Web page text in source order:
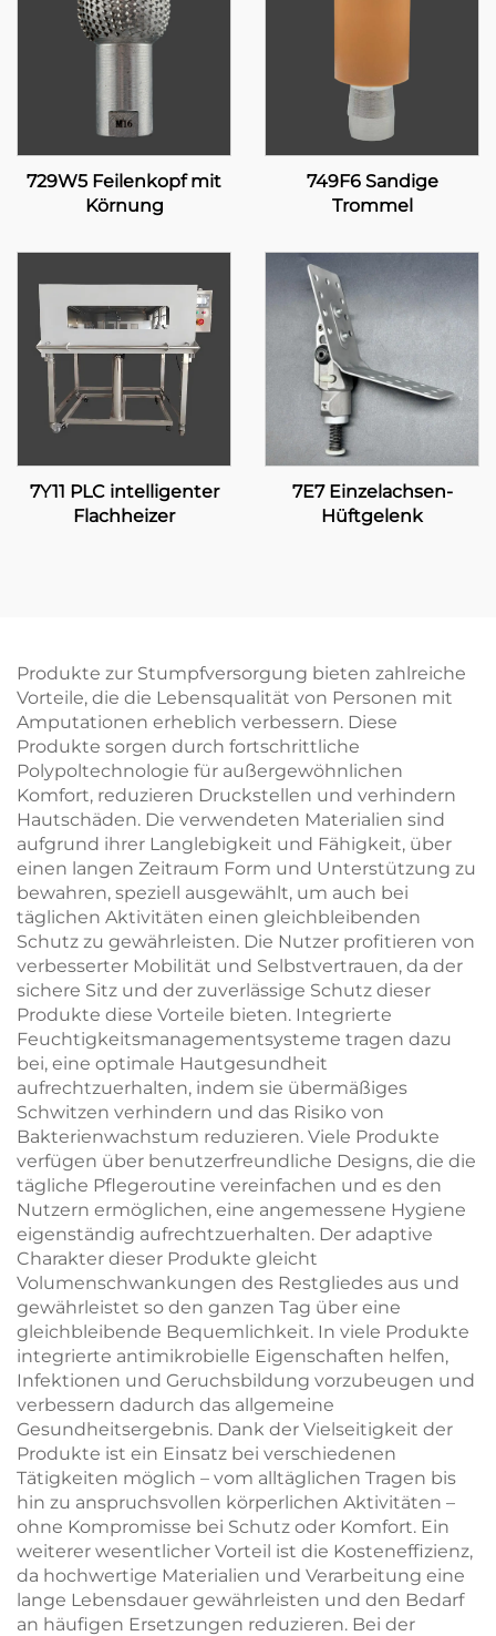
729W5 Feilenkopf mit
Körnung
749F6 Sandige
Trommel
7Y11 PLC intelligenter
Flachheizer
7E7 Einzelachsen-
Hüftgelenk
Produkte zur Stumpfversorgung bieten zahlreiche
Vorteile, die die Lebensqualität von Personen mit
Amputationen erheblich verbessern. Diese
Produkte sorgen durch fortschrittliche
Polypoltechnologie für außergewöhnlichen
Komfort, reduzieren Druckstellen und verhindern
Hautschäden. Die verwendeten Materialien sind
aufgrund ihrer Langlebigkeit und Fähigkeit, über
einen langen Zeitraum Form und Unterstützung zu
bewahren, speziell ausgewählt, um auch bei
täglichen Aktivitäten einen gleichbleibenden
Schutz zu gewährleisten. Die Nutzer profitieren von
verbesserter Mobilität und Selbstvertrauen, da der
sichere Sitz und der zuverlässige Schutz dieser
Produkte diese Vorteile bieten. Integrierte
Feuchtigkeitsmanagementsysteme tragen dazu
bei, eine optimale Hautgesundheit
aufrechtzuerhalten, indem sie übermäßiges
Schwitzen verhindern und das Risiko von
Bakterienwachstum reduzieren. Viele Produkte
verfügen über benutzerfreundliche Designs, die die
tägliche Pflegeroutine vereinfachen und es den
Nutzern ermöglichen, eine angemessene Hygiene
eigenständig aufrechtzuerhalten. Der adaptive
Charakter dieser Produkte gleicht
Volumenschwankungen des Restgliedes aus und
gewährleistet so den ganzen Tag über eine
gleichbleibende Bequemlichkeit. In viele Produkte
integrierte antimikrobielle Eigenschaften helfen,
Infektionen und Geruchsbildung vorzubeugen und
verbessern dadurch das allgemeine
Gesundheitsergebnis. Dank der Vielseitigkeit der
Produkte ist ein Einsatz bei verschiedenen
Tätigkeiten möglich – vom alltäglichen Tragen bis
hin zu anspruchsvollen körperlichen Aktivitäten –
ohne Kompromisse bei Schutz oder Komfort. Ein
weiterer wesentlicher Vorteil ist die Kosteneffizienz,
da hochwertige Materialien und Verarbeitung eine
lange Lebensdauer gewährleisten und den Bedarf
an häufigen Ersetzungen reduzieren. Bei der